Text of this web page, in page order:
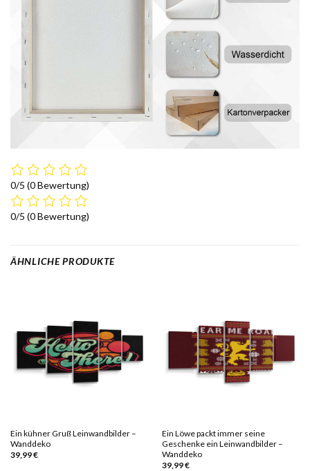
0/5 (0 Bewertung)
0/5 (0 Bewertung)
ÄHNLICHE PRODUKTE
Ein kühner Gruß Leinwandbilder –
Wanddeko
39,99€
Ein Löwe packt immer seine
Geschenke ein Leinwandbilder –
Wanddeko
39,99€